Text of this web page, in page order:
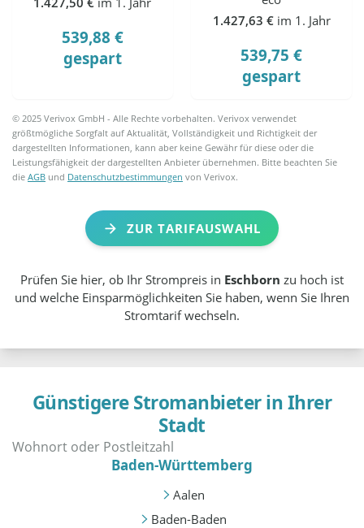
539,88 €
gespart
1.427,63 € im 1. Jahr
539,75 €
gespart
© 2025 Verivox GmbH - Alle Rechte vorbehalten. Verivox verwendet
größtmögliche Sorgfalt auf Aktualität, Vollständigkeit und Richtigkeit der
dargestellten Informationen, kann aber keine Gewähr für diese oder die
Leistungsfähigkeit der dargestellten Anbieter übernehmen. Bitte beachten Sie
dieAGB und Datenschutzbestimmungen von Verivox.
ZUR TARIFAUSWAHL
Prüfen Sie hier, ob Ihr Strompreis in Eschborn zu hoch ist
und welche Einsparmöglichkeiten Sie haben, wenn Sie Ihren
Stromtarif wechseln.
Günstigere Stromanbieter in Ihrer
Stadt
Baden-Württemberg
Aalen
Baden-Baden